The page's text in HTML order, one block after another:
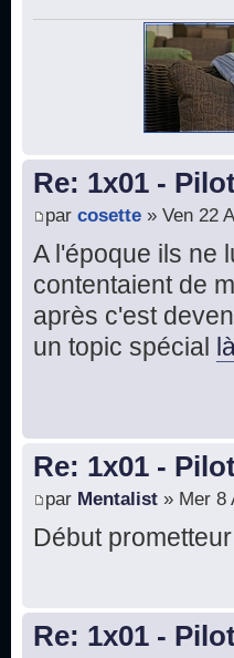
Re: 1x01 -
par cosette » Ven 22
A l'époque ils ne
contentaient de
après c'est
un topic spécial
Re: 1x01 -
par Mentalist » Mer 8
Début
Re: 1x01 -